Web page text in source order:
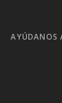
AYÚDANOS